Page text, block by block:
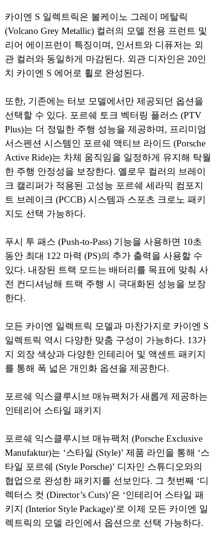
카이엔 S 일렉트릭은 볼케이노 그레이 메탈릭
(Volcano Grey Metallic) 컬러의 모델 전용 프런트 및
리어 에이프런이 특징이며, 인서트와 디퓨저는 외
관 컬러와 동일하게 마감된다. 외관 디자인은 20인
치 카이엔 S 에어로 휠로 완성된다.
또한, 기존에는 터보 모델에서만 제공되던 옵션을
선택할 수 있다. 포르쉐 토크 벡터링 플러스 (PTV
Plus)는 더 정밀한 주행 성능을 제공하며, 프리미엄
서스펜션 시스템인 포르쉐 액티브 라이드 (Porsche
Active Ride)는 차체 움직임을 일정하게 유지해 탁월
한 주행 안정성을 보장한다. 옐로우 컬러의 브레이
크 캘리퍼가 적용된 고성능 포르쉐 세라믹 컴포지
트 브레이크 (PCCB) 시스템과 스포츠 크로노 패키
지도 선택 가능하다.
푸시 투 패스 (Push-to-Pass) 기능을 사용하면 10초
동안 최대 122 마력 (PS)의 추가 출력을 사용할 수
있다. 내장된 트랙 모드는 배터리를 목표에 맞춰 사
전 컨디셔닝해 트랙 주행 시 극대화된 성능을 보장
한다.
모든 카이엔 일렉트릭 모델과 마찬가지로 카이엔 S
일렉트릭 역시 다양한 맞춤 구성이 가능하다. 13가
지 외장 색상과 다양한 인테리어 및 액센트 패키지
를 통해 폭 넓은 개인화 옵션을 제공한다.
포르쉐 익스클루시브 매뉴팩처가 새롭게 제공하는
인테리어 스타일 패키지
포르쉐 익스클루시브 매뉴팩처 (Porsche Exclusive
Manufaktur)는 ‘스타일 (Style)’ 제품 라인을 통해 ‘스
타일 포르쉐 (Style Porsche)’ 디자인 스튜디오와의
협업으로 완성한 패키지를 선보인다. 그 첫번째 ‘디
렉터스 컷 (Director’s Cuts)’은 ‘인테리어 스타일 패
키지 (Interior Style Package)’로 이제 모든 카이엔 일
렉트릭의 모델 라인에서 옵션으로 선택 가능하다.